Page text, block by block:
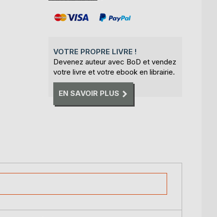
VOTRE PROPRE LIVRE !
Devenez auteur avec BoD et vendez
votre livre et votre ebook en librairie.
EN SAVOIR PLUS
(Manche)